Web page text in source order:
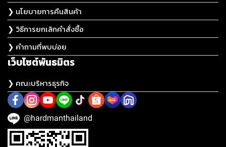
❯ นโยบายการคืนสินค้า
❯ วิธีการยกเลิกคำสั่งซื้อ
❯ คำถามที่พบบ่อย
เว็บไซต์พันธมิตร
❯ คณะบริหารธุรกิจ
@hardmanthailand